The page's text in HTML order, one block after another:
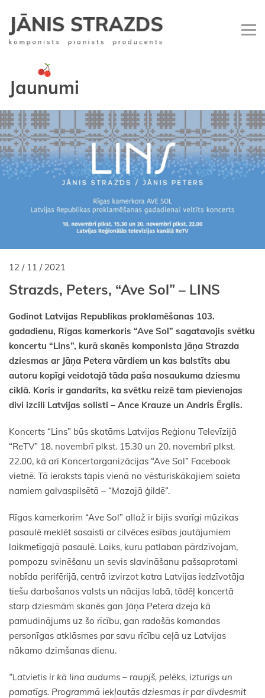
Jaunumi
12 / 11 / 2021
Strazds, Peters, “Ave Sol” – LINS
Godinot Latvijas Republikas proklamēšanas 103.
gadadienu, Rīgas kamerkoris “Ave Sol” sagatavojis svētku
koncertu “Lins”, kurā skanēs komponista Jāņa Strazda
dziesmas ar Jāņa Petera vārdiem un kas balstīts abu
autoru kopīgi veidotajā tāda paša nosaukuma dziesmu
ciklā. Koris ir gandarīts, ka svētku reizē tam pievienojas
divi izcili Latvijas solisti – Ance Krauze un Andris Ērglis.
Koncerts “Lins” būs skatāms Latvijas Reģionu Televīzijā
“ReTV” 18. novembrī plkst. 15.30 un 20. novembrī plkst.
22.00, kā arī Koncertorganizācijas “Ave Sol” Facebook
vietnē. Tā ieraksts tapis vienā no vēsturiskākajiem saieta
namiem galvaspilsētā – “Mazajā ģildē”.
Rīgas kamerkorim “Ave Sol” allaž ir bijis svarīgi mūzikas
pasaulē meklēt sasaisti ar cilvēces esības jautājumiem
laikmetīgajā pasaulē. Laiks, kuru patlaban pārdzīvojam,
pompozu svinēšanu un sevis slavināšanu pašsaprotami
nobīda perifērijā, centrā izvirzot katra Latvijas iedzīvotāja
tiešu darbošanos valsts un nācijas labā, tādēļ koncertā
starp dziesmām skanēs gan Jāņa Petera dzeja kā
pamudinājums uz šo rīcību, gan radošās komandas
personīgas atklāsmes par savu rīcību ceļā uz Latvijas
nākamo dzimšanas dienu.
“Latvietis ir kā lina audums – raupjš, pelēks, izturīgs un
pamatīgs. Programmā iekļautās dziesmas ir par divdesmit